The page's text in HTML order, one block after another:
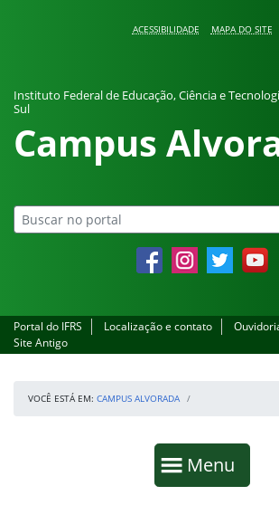
ACESSIBILIDADE MAPA DO SITE
Instituto Federal de Educação, Ciência e
Sul
Campus
FacebookInstagramTwitter YouTube
Portal do IFRS Localização e contato
Site Antigo
VOCÊ ESTÁ EM: CAMPUS ALVORADA
Mostrar
Menu